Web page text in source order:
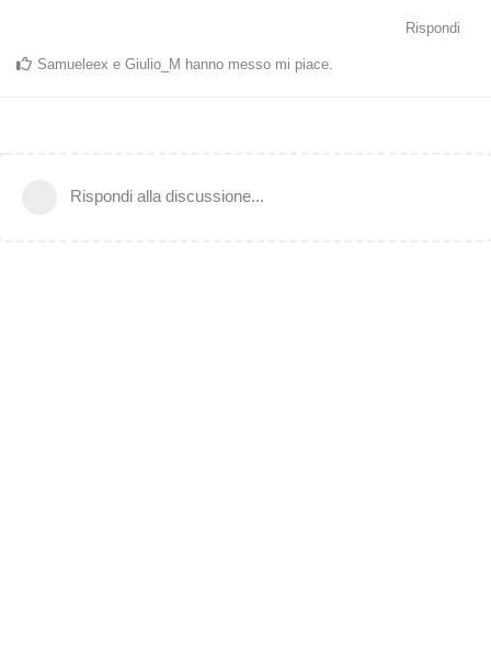
Rispondi
Samueleex e Giulio_M hanno messo mi piace
Rispondi alla discussione...